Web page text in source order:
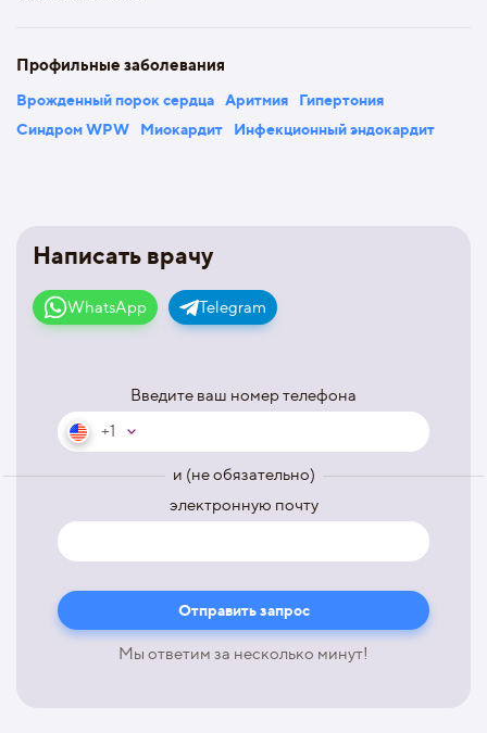
Написать врачу
WhatsApp Telegram
Введите ваш номер телефона
+1
и (не обязательно)
электронную почту
Мы ответим за несколько минут!
Профильные заболевания
Врожденный порок сердца Аритмия
Гипертония
Синдром WPW
Миокардит Инфекционный эндокардит